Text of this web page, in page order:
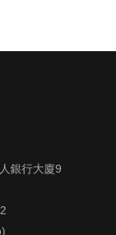
銀行大廈9